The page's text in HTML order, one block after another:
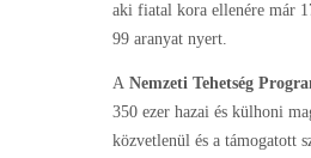
aki fiatal kora ellenére már
99 aranyat nyert.
A Nemzeti Tehetség
350 ezer hazai és külhoni
közvetlenül és a támogatott